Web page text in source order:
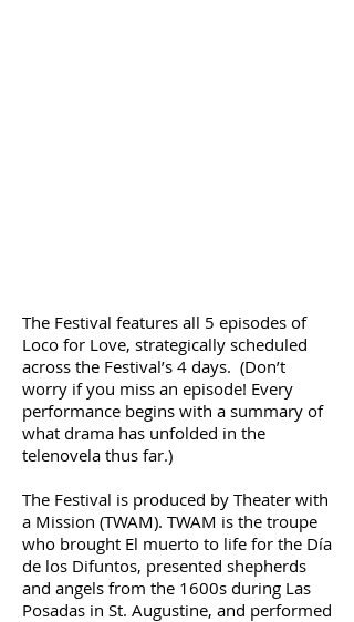
The Festival features all 5 episodes of
Loco for Love, strategically scheduled
across the Festival’s 4 days. (Don’t
worry if you miss an episode! Every
performance begins with a summary of
what drama has unfolded in the
telenovela thus far.)
The Festival is produced by Theater with
a Mission (TWAM). TWAM is the troupe
who brought El muerto to life for the Día
de los Difuntos, presented shepherds
and angels from the 1600s during Las
Posadas in St. Augustine, and performed